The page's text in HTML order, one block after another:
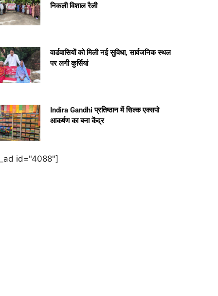
निकली विशाल रैली
वार्डवासियों को मिली नई सुविधा, सार्वजनिक स्थल
पर लगी कुर्सियां
Indira Gandhi प्रतिष्ठान में सिल्क एक्सपो
आकर्षण का बना केंद्र
id="4088"]